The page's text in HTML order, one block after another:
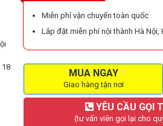
18
Miễn phí vận chuyển toàn quốc
Lắp đặt miễn phí nội thành Hà Nội,
MUA NGAY
Giao hàng tận nơi
YÊU CẦU GỌI
(tư vấn viên gọi lại cho